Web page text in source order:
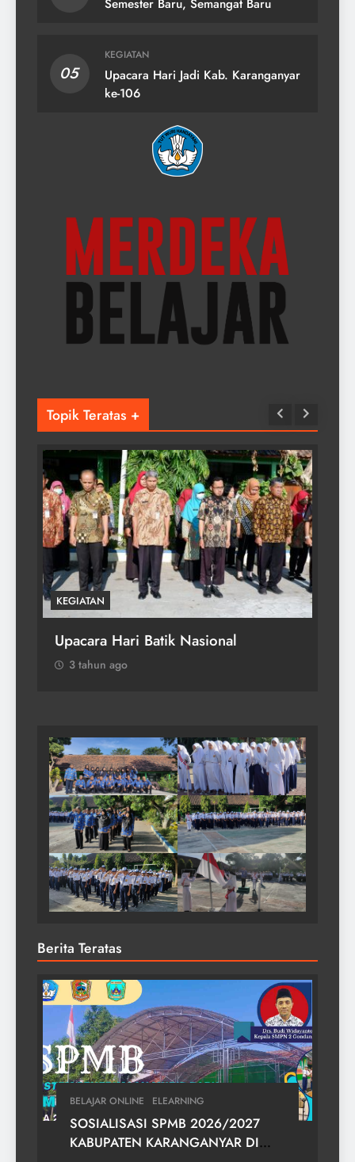
Semester Baru, Semangat Baru
05
KEGIATAN
Upacara Hari Jadi Kab. Karanganyar
ke-106
Topik Teratas +
KEGIATAN
Upacara Hari Kesaktian Pancasila
3 tahun ago
Berita Teratas
BELAJAR ONLINE ELEARNING
SOSIALISASI SPMB 2026/2027
KABUPATEN KARANGANYAR DI